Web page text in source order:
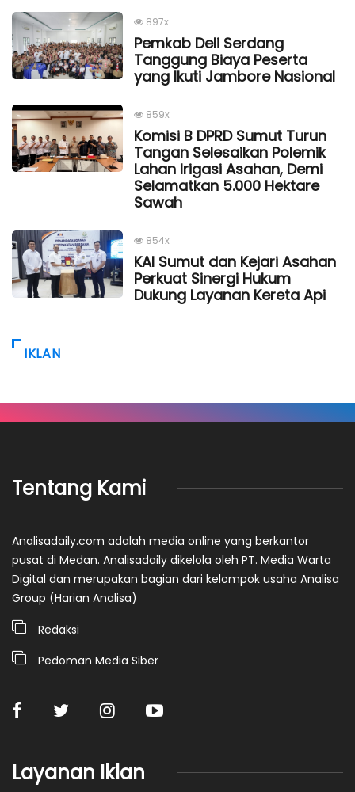
897x
Pemkab Deli Serdang
Tanggung Biaya Peserta
yang Ikuti Jambore Nasional
859x
Komisi B DPRD Sumut Turun
Tangan Selesaikan Polemik
Lahan Irigasi Asahan, Demi
Selamatkan 5.000 Hektare
Sawah
854x
KAI Sumut dan Kejari Asahan
Perkuat Sinergi Hukum
Dukung Layanan Kereta Api
IKLAN
Tentang Kami
Analisadaily.com adalah media online yang berkantor
pusat di Medan. Analisadaily dikelola oleh PT. Media Warta
Digital dan merupakan bagian dari kelompok usaha Analisa
Group (Harian Analisa)
Redaksi
Pedoman Media Siber
Layanan Iklan